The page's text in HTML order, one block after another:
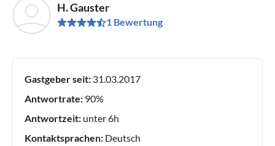
H. Gauster
1 Bewertung
Gastgeber seit: 31.03.2017
Antwortrate: 90%
Antwortzeit: unter 6h
Kontaktsprachen: Deutsch